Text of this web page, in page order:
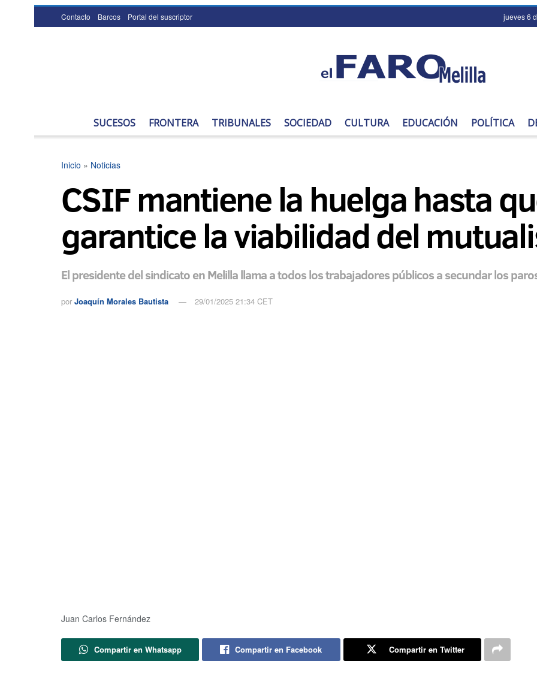
Contacto Barcos Portal del suscriptor jueves 6
SUCESOS FRONTERA TRIBUNALES SOCIEDAD CULTURA EDUCACIÓN POLÍTICA
Inicio » Noticias
CSIF mantiene la huelga hasta
garantice la viabilidad del
El presidente del sindicato en Melilla llama a todos los trabajadores públicos a secundar los
por Joaquín Morales Bautista 29/01/2025 21:34 CET
Juan Carlos Fernández
Compartir en Whatsapp Compartir en Facebook Compartir en Twitter